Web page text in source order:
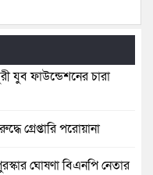
যুব ফাউন্ডেশনের চারা
গ্রেপ্তারি পরোয়ানা
ঘোষণা বিএনপি নেতার